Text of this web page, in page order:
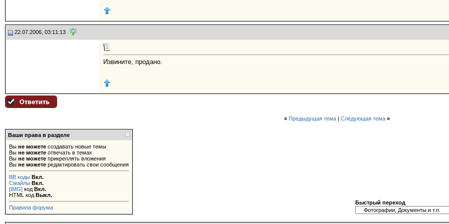
22.07.2006, 03:11:13
Извините, продано.
« Предыдущая тема| Следующая тема »
Ваши права в разделе
Вы не можете создавать новые темы
Вы не можете отвечать в темах
Вы не можете прикреплять вложения
Вы не можете редактировать свои сообщения
BB коды Вкл.
Смайлы Вкл.
[IMG] код Вкл.
HTML код Выкл.
Правила форума
Быстрый переход